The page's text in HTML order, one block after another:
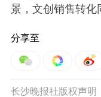
景，文创销售转化
分享至
长沙晚报社版权声明